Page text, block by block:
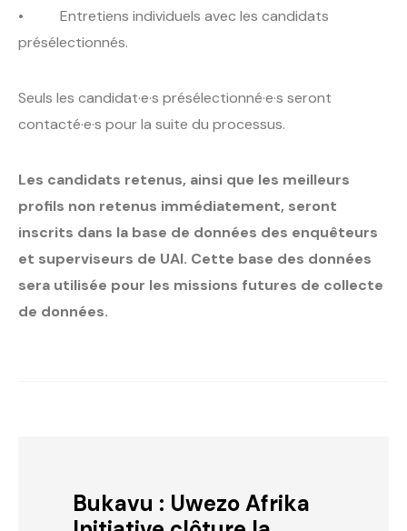
• Entretiens individuels avec les candidats
présélectionnés.
Seuls les candidat·e·s présélectionné·e·s seront
contacté·e·s pour la suite du processus.
Les candidats retenus, ainsi que les meilleurs
profils non retenus immédiatement, seront
inscrits dans la base de données des enquêteurs
et superviseurs de UAI. Cette base des données
sera utilisée pour les missions futures de collecte
de données.
Bukavu : Uwezo Afrika